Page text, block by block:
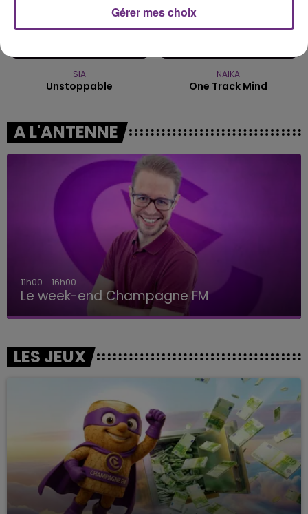
SIA
Unstoppable
NAÏKA
One Track Mind
A L'ANTENNE
11h00 - 16h00
Le week-end Champagne FM
LES JEUX
Gérer mes choix